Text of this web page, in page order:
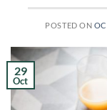
POSTED ON
29
Oct